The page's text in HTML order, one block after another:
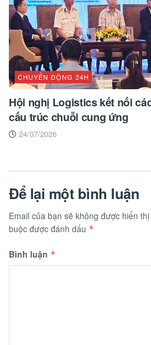
CHUYỂN ĐỘNG 24H
Hội nghị Logistics kết nối
cấu trúc chuỗi cung ứng
24/07/2026
Để lại một bình luận
Email của bạn sẽ không được hiển
buộc được đánh dấu *
Bình luận *